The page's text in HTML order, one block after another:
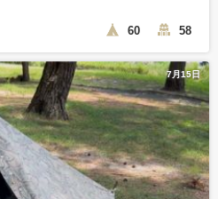
60 58
7月15日